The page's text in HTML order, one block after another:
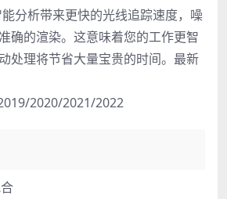
分析带来更快的光线追踪速度，噪
确的渲染。这意味着您的工作更智
理将节省大量宝贵的时间。最新
2020/2021/2022